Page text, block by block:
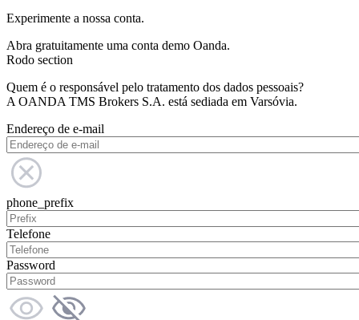
Experimente a nossa conta.
Abra gratuitamente uma conta demo Oanda.
Rodo section
Quem é o responsável pelo tratamento dos dados pessoais?
A OANDA TMS Brokers S.A. está sediada em Varsóvia.
Endereço de e-mail
phone_prefix
Telefone
Password